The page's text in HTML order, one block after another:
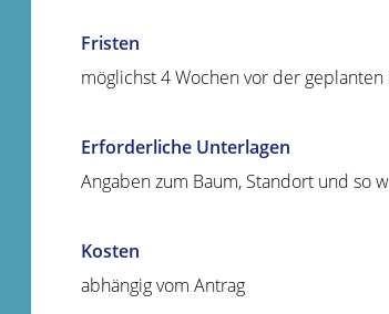
Fristen
möglichst 4 Wochen vor der geplanten
Erforderliche Unterlagen
Angaben zum Baum, Standort und so
Kosten
abhängig vom Antrag